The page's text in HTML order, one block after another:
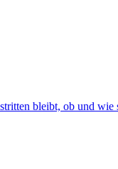
bleibt, ob und wie